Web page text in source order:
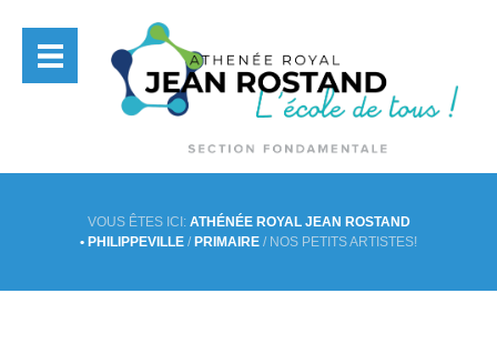
VOUS ÊTES ICI: ATHÉNÉE ROYAL JEAN ROSTAND
• PHILIPPEVILLE / PRIMAIRE / NOS PETITS ARTISTES!